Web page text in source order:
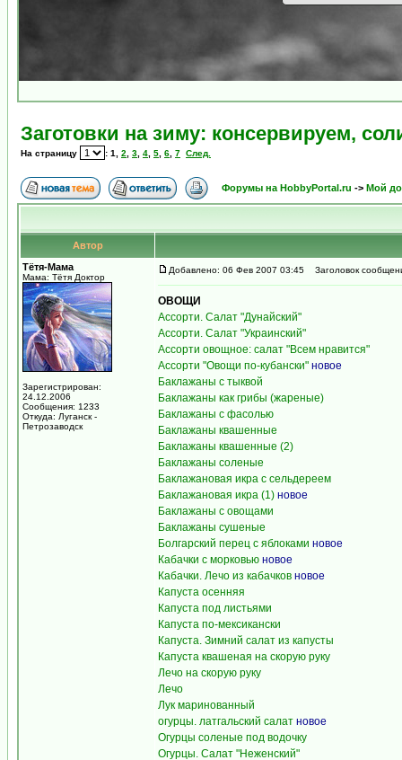
Заготовки на зиму: консервируем,
На страницу : 1 2 3 4 5 6 7 След.
Форумы на HobbyPortal.ru -> Мой
Автор
Тётя-Мама
Мама: Тётя Доктор
Зарегистрирован:
24.12.2006
Сообщения: 1233
Откуда: Луганск -
Петрозаводск
Добавлено: 06 Фев 2007 03:45 Заголовок
ОВОЩИ
Ассорти. Салат "Дунайский"
Ассорти. Салат "Украинский"
Ассорти овощное: салат "Всем нравится"
Ассорти "Овощи по-кубански" новое
Баклажаны с тыквой
Баклажаны как грибы (жареные)
Баклажаны с фасолью
Баклажаны квашенные
Баклажаны квашенные (2)
Баклажаны соленые
Баклажановая икра с сельдереем
Баклажановая икра (1) новое
Баклажаны с овощами
Баклажаны сушеные
Болгарский перец с яблоками новое
Кабачки с морковью новое
Кабачки. Лечо из кабачков новое
Капуста осенняя
Капуста под листьями
Капуста по-мексикански
Капуста. Зимний салат из капусты
Капуста квашеная на скорую руку
Лечо на скорую руку
Лечо
Лук маринованный
огурцы. латгальский салат новое
Огурцы соленые под водочку
Огурцы. Салат "Неженский"